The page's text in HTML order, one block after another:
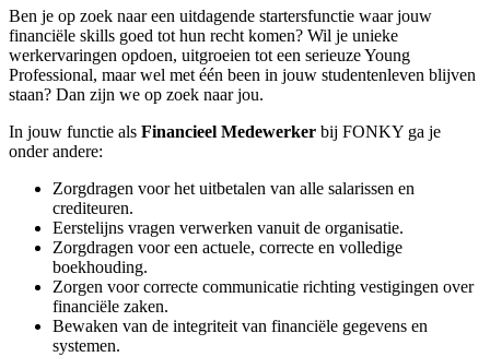
Ben je op zoek naar een uitdagende startersfunctie waar jouw
financiële skills goed tot hun recht komen? Wil je unieke
werkervaringen opdoen, uitgroeien tot een serieuze Young
Professional, maar wel met één been in jouw studentenleven blijven
staan? Dan zijn we op zoek naar jou.
In jouw functie als Financieel Medewerker bij FONKY ga je
onder andere:
Zorgdragen voor het uitbetalen van alle salarissen en
crediteuren.
Eerstelijns vragen verwerken vanuit de organisatie.
Zorgdragen voor een actuele, correcte en volledige
boekhouding.
Zorgen voor correcte communicatie richting vestigingen over
financiële zaken.
Bewaken van de integriteit van financiële gegevens en
systemen.